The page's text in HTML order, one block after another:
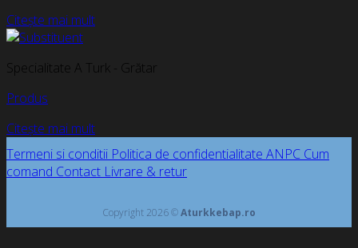
Citește mai mult
Specialitate A Turk - Grătar
Produs
Citește mai mult
Termeni si conditii Politica de confidentialitate ANPC Cum
comand Contact Livrare & retur
Copyright 2026 ©Aturkkebap.ro